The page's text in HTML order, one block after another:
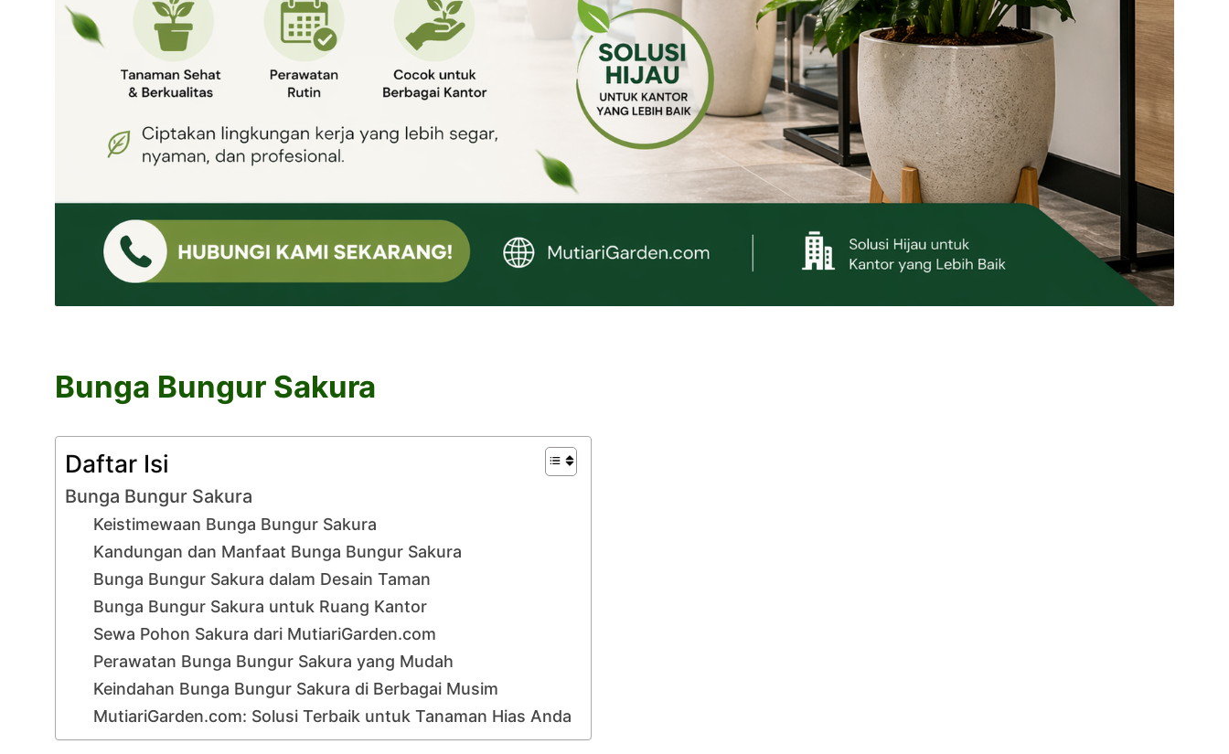
Bunga Bungur Sakura
Daftar Isi
Bunga Bungur Sakura
Keistimewaan Bunga Bungur Sakura
Kandungan dan Manfaat Bunga Bungur Sakura
Bunga Bungur Sakura dalam Desain Taman
Bunga Bungur Sakura untuk Ruang Kantor
Sewa Pohon Sakura dari MutiariGarden.com
Perawatan Bunga Bungur Sakura yang Mudah
Keindahan Bunga Bungur Sakura di Berbagai Musim
MutiariGarden.com: Solusi Terbaik untuk Tanaman Hias Anda